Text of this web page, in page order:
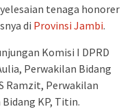
tenaga honorer
di Provinsi Jambi.
Komisi I DPRD
Perwakilan Bidang
Ramzit, Perwakilan
KP, Titin.